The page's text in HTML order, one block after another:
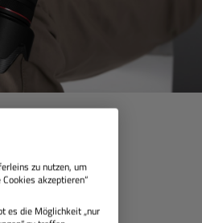
zu nutzen, um
akzeptieren“
es die Möglichkeit „nur